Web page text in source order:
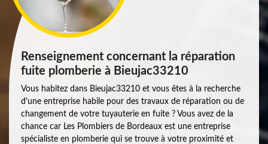
Renseignement concernant la réparation
fuite plomberie à Bieujac33210
Vous habitez dans Bieujac33210 et vous êtes à la recherche
d'une entreprise habile pour des travaux de réparation ou de
changement de votre tuyauterie en fuite ? Vous avez de la
chance car Les Plombiers de Bordeaux est une entreprise
spécialiste en plomberie qui se trouve à votre proximité et